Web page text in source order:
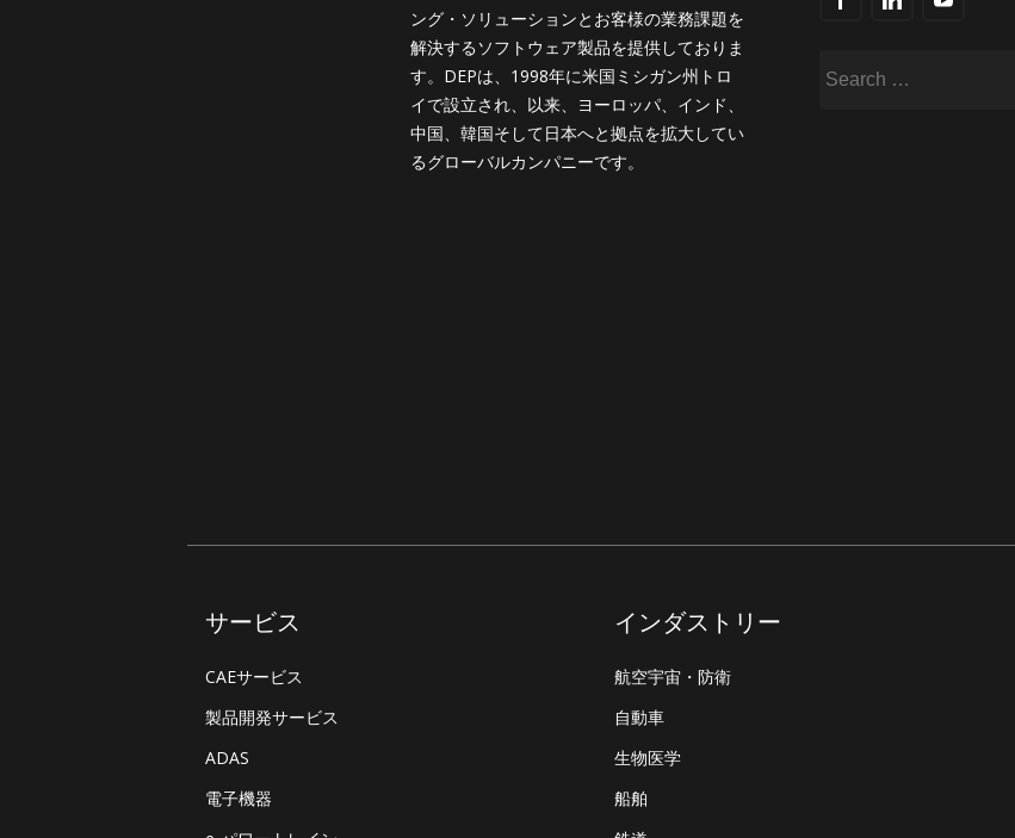
ング・ソリューションとお客様の業務課題を
解決するソフトウェア製品を提供しておりま
す。DEPは、1998年に米国ミシガン州トロ
イで設立され、以来、ヨーロッパ、インド、
中国、韓国そして日本へと拠点を拡大してい
るグローバルカンパニーです。
サービス
CAEサービス
製品開発サービス
ADAS
電子機器
インダストリー
航空宇宙・防衛
自動車
生物医学
船舶